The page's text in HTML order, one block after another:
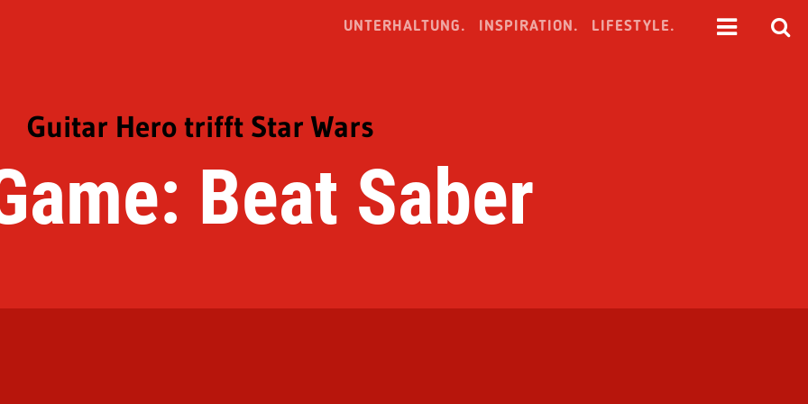
UNTERHALTUNG. INSPIRATION. LIFESTYLE.
Guitar Hero trifft Star Wars
Beat Saber